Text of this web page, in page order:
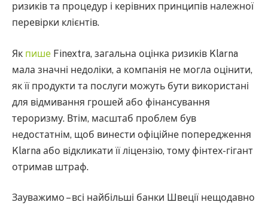
ризиків та процедур і керівних принципів належної
перевірки клієнтів.
Як пише Finextra, загальна оцінка ризиків Klarna
мала значні недоліки, а компанія не могла оцінити,
як її продукти та послуги можуть бути використані
для відмивання грошей або фінансування
тероризму. Втім, масштаб проблем був
недостатнім, щоб винести офіційне попередження
Klarna або відкликати її ліцензію, тому фінтех-гігант
отримав штраф.
Зауважимо – всі найбільші банки Швеції нещодавно